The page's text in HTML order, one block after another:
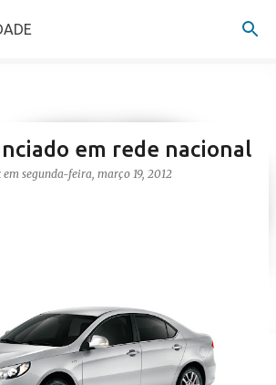
o conteúdo principal
em rede nacional
em segunda-feira, março 19, 2012